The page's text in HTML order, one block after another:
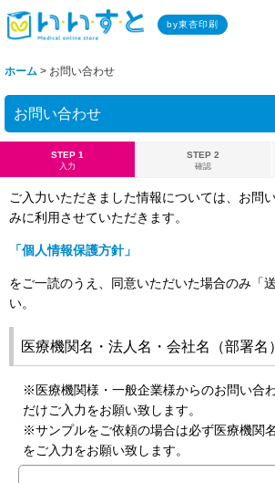
by東杏印刷
ホーム > お問い合わせ
お問い合わせ
STEP 1
入力
STEP 2
確認
ご入力いただきました情報については、お問
みに利用させていただきます。
「個人情報保護方針」
をご一読のうえ、同意いただいた場合のみ「
い。
医療機関名・法人名・会社名（部署名）
※医療機関様・一般企業様からのお問い合
だけご入力をお願い致します。
※サンプルをご依頼の場合は必ず医療機関
をご入力をお願い致します。